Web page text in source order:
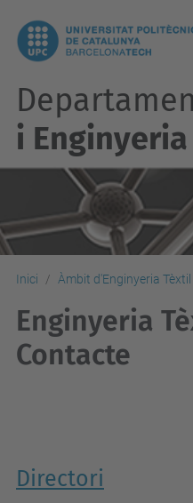
i
Inici Àmbit d'Enginyeria Tèxtil
Enginyeria
Contacte
Directori